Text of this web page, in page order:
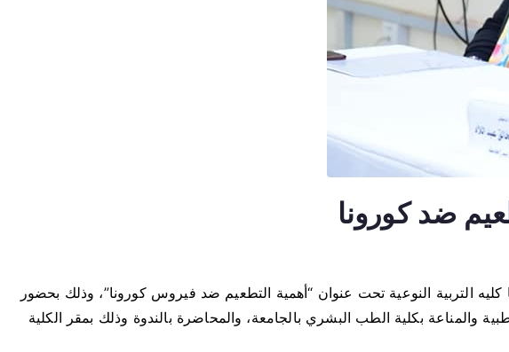
ضد كورونا
التربية النوعية تحت عنوان “أهمية التطعيم ضد فيروس كورونا”، وذلك بحضور
والمناعة بكلية الطب البشري بالجامعة، والمحاضرة بالندوة وذلك بمقر الكلية